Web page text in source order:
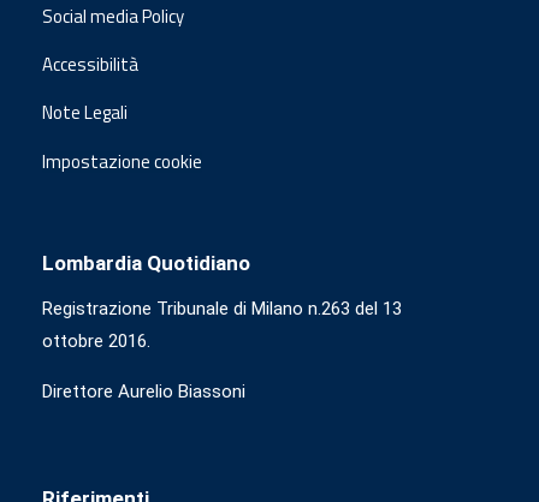
Social media Policy
Accessibilità
Note Legali
Impostazione cookie
Lombardia Quotidiano
Registrazione Tribunale di Milano n.263 del 13
ottobre 2016.
Direttore Aurelio Biassoni